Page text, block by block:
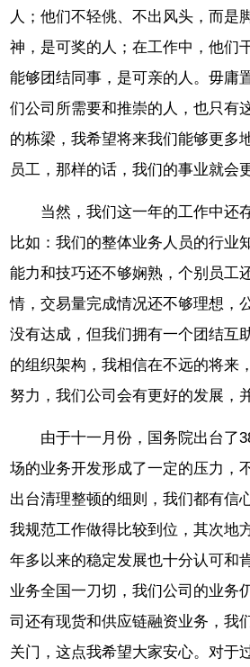
人；他们不轻佻、不出风头，而是
神，是可奖的人；在工作中，他们
能够团结同事，是可亲的人。毋庸
们公司所需要和推崇的人，也只有
的栋梁，我希望将来我们能够更多
员工，那样的话，我们的事业就会
当然，我们这一年的工作中还
比如：我们的整体业务人员的行业
能力和技巧还不够娴熟，个别员工
情，交易量完成情况还不够理想，
没有达成，但我们拥有一个团结互
的组织架构，我相信在不远的将来
努力，我们公司会有更好的发展，
由于十一月份，国务院出台了
场的业务开发形成了一定的压力，
出台清理整顿的细则，我们都有信
我规范工作做得比较到位，其次地
年多以来的稳定发展也十分认可和
业务全国一刀切，我们公司的业务
司还有现货和供应链融资业务，我
关门，这点我希望大家安心。对于